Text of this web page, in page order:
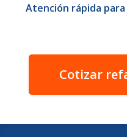
Atención rápida
Cotizar